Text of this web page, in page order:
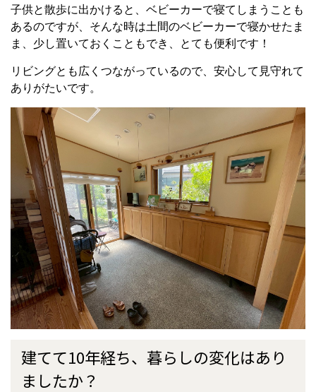
子供と散歩に出かけると、ベビーカーで寝てしまうことも
あるのですが、そんな時は土間のベビーカーで寝かせたま
ま、 少し置いておくこともでき、とても便利です！
リビングとも広くつながっているので、安心して見守れて
ありがたいです。
建てて10年経ち、暮らしの変化はあり
ましたか？